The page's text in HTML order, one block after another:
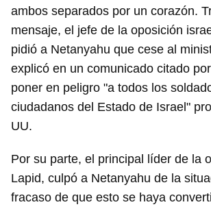
ambos separados por un corazón.
mensaje, el jefe de la oposición
pidió a Netanyahu que cese al
explicó en un comunicado citado
poner en peligro "a todos los
ciudadanos del Estado de Israel"
UU.
Por su parte, el principal líder de la
Lapid, culpó a Netanyahu de la
fracaso de que esto se haya